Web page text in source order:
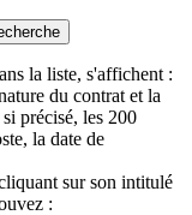
la liste, s'affichent :
du contrat et la
précisé, les 200
la date de
sur son intitulé
: